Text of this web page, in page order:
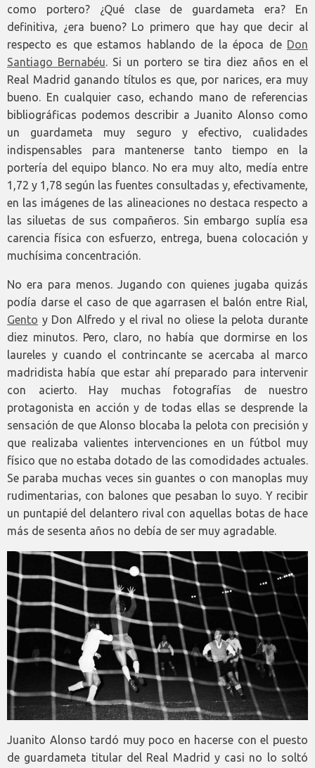
como portero? ¿Qué clase de guardameta era? En
definitiva, ¿era bueno? Lo primero que hay que decir al
respecto es que estamos hablando de la época de Don
Santiago Bernabéu. Si un portero se tira diez años en el
Real Madrid ganando títulos es que, por narices, era muy
bueno. En cualquier caso, echando mano de referencias
bibliográficas podemos describir a Juanito Alonso como
un guardameta muy seguro y efectivo, cualidades
indispensables para mantenerse tanto tiempo en la
portería del equipo blanco. No era muy alto, medía entre
1,72 y 1,78 según las fuentes consultadas y, efectivamente,
en las imágenes de las alineaciones no destaca respecto a
las siluetas de sus compañeros. Sin embargo suplía esa
carencia física con esfuerzo, entrega, buena colocación y
muchísima concentración.
No era para menos. Jugando con quienes jugaba quizás
podía darse el caso de que agarrasen el balón entre Rial,
Gento y Don Alfredo y el rival no oliese la pelota durante
diez minutos. Pero, claro, no había que dormirse en los
laureles y cuando el contrincante se acercaba al marco
madridista había que estar ahí preparado para intervenir
con acierto. Hay muchas fotografías de nuestro
protagonista en acción y de todas ellas se desprende la
sensación de que Alonso blocaba la pelota con precisión y
que realizaba valientes intervenciones en un fútbol muy
físico que no estaba dotado de las comodidades actuales.
Se paraba muchas veces sin guantes o con manoplas muy
rudimentarias, con balones que pesaban lo suyo. Y recibir
un puntapié del delantero rival con aquellas botas de hace
más de sesenta años no debía de ser muy agradable.
Juanito Alonso tardó muy poco en hacerse con el puesto
de guardameta titular del Real Madrid y casi no lo soltó